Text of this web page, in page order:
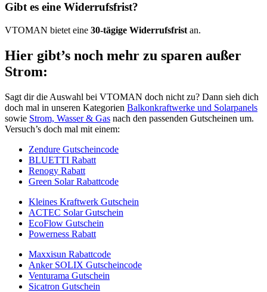
Gibt es eine Widerrufsfrist?
VTOMAN bietet eine 30-tägige Widerrufsfrist an.
Hier gibt’s noch mehr zu sparen außer
Strom:
Sagt dir die Auswahl bei VTOMAN doch nicht zu? Dann sieh dich
doch mal in unseren Kategorien Balkonkraftwerke und Solarpanels
sowie Strom, Wasser & Gas nach den passenden Gutscheinen um.
Versuch’s doch mal mit einem:
Zendure Gutscheincode
BLUETTI Rabatt
Renogy Rabatt
Green Solar Rabattcode
Kleines Kraftwerk Gutschein
ACTEC Solar Gutschein
EcoFlow Gutschein
Powerness Rabatt
Maxxisun Rabattcode
Anker SOLIX Gutscheincode
Venturama Gutschein
Sicatron Gutschein